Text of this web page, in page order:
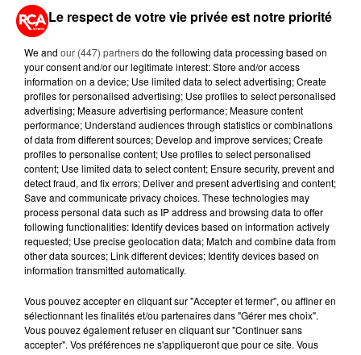
23 juillet 2026
BOMBARDIER D'EAU FRANÇAIS
PREND SON ENVOL
20 juillet 2026
A400M : LE GÉANT DE L'ARMÉE
ENTRE EN GUERRE CONTRE LES
FLAMMES
16 juillet 2026
AFFAIRE JUBILLAR : VERS LA FIN
D'UNE ENQUÊTE QUI DURE DEPUIS
2020
RETROUVEZ TOUTE L'ACTU DE LA RÉGION ET
Le respect de votre vie privée est notre priorité
We and our (447) partnersdo the following data processing based on
your consent and/or our legitimate interest: Store and/or access
information on a device; Use limited data to select advertising; Create
profiles for personalised advertising; Use profiles to select personalised
advertising; Measure advertising performance; Measure content
performance; Understand audiences through statistics or combinations
of data from different sources; Develop and improve services; Create
profiles to personalise content; Use profiles to select personalised
content; Use limited data to select content; Ensure security, prevent and
detect fraud, and fix errors; Deliver and present advertising and content;
Save and communicate privacy choices. These technologies may
process personal data such as IP address and browsing data to offer
following functionalities: Identify devices based on information actively
requested; Use precise geolocation data; Match and combine data from
other data sources; Link different devices; Identify devices based on
information transmitted automatically.
Vous pouvez accepter en cliquant sur "Accepter et fermer", ou affiner en
sélectionnant les finalités et/ou partenaires dans "Gérer mes choix".
Vous pouvez également refuser en cliquant sur "Continuer sans
accepter". Vos préférences ne s'appliqueront que pour ce site. Vous